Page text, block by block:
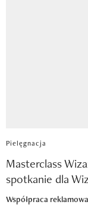
Pielęgnacja
Masterclass
spotkanie dla
Współpraca reklamowa